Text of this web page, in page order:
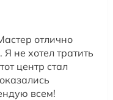
отлично
не хотел тратить
центр стал
всем!